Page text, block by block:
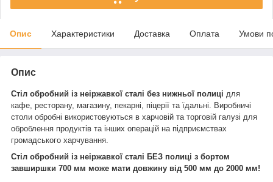
Опис Характеристики Доставка Оплата Умови
Опис
Стіл обробний із неіржавкої сталі без нижньої полиці для
кафе, ресторану, магазину, пекарні, піцерії та їдальні. Виробничі
столи обробні використовуються в харчовій та торговій галузі для
оброблення продуктів та інших операцій на підприємствах
громадського харчування.
Стіл обробний із неіржавкої сталі БЕЗ полиці з бортом
завширшки 700 мм може мати довжину від 500 мм до 2000 мм!